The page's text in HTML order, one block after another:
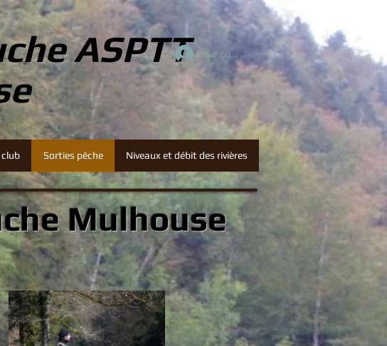
ASPTT
Se connecter
Sorties pêche Niveaux et débit des rivières
Mulhouse